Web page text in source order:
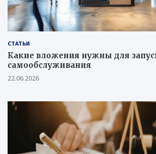
СТАТЬИ
Какие вложения нужны для
самообслуживания
22.06.2026